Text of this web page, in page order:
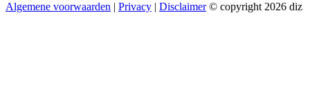
Algemene voorwaarden
Privacy Disclaimer© copyright 2026 diz